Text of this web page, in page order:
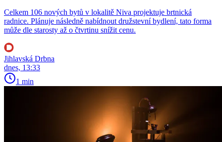
Celkem 106 nových bytů v lokalitě Niva projektuje brtnická
radnice. Plánuje následně nabídnout družstevní bydlení, tato forma
může dle starosty až o čtvrtinu snížit cenu.
Jihlavská Drbna
dnes, 13:33
1 min